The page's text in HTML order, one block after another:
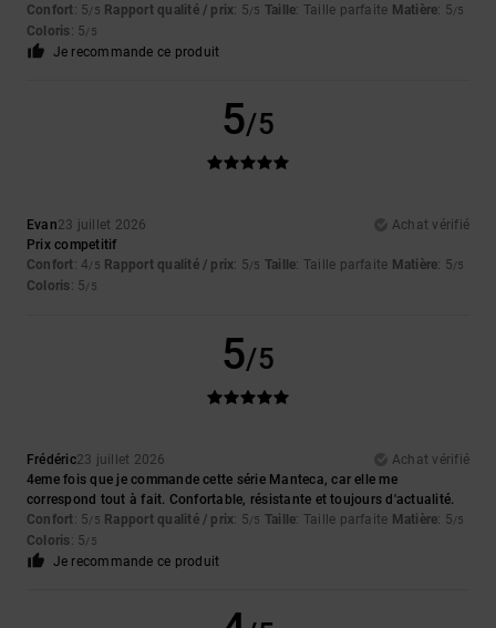
Confort: 5/5 Rapport qualité / prix: 5/5 Taille: Taille parfaite Matière: 5/5
Coloris: 5/5
Je recommande ce produit
5/5
Evan23 juillet 2026
Achat vérifié
Prix competitif
Confort: 4/5 Rapport qualité / prix: 5/5 Taille: Taille parfaite Matière: 5/5
Coloris: 5/5
5/5
Frédéric23 juillet 2026
Achat vérifié
4eme fois que je commande cette série Manteca, car elle me
correspond tout à fait. Confortable, résistante et toujours d'actualité.
Confort: 5/5 Rapport qualité / prix: 5/5 Taille: Taille parfaite Matière: 5/5
Coloris: 5/5
Je recommande ce produit